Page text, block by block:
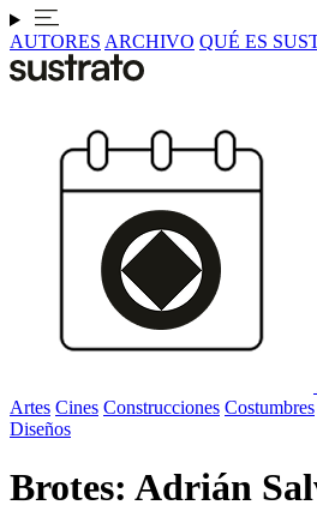
AUTORES ARCHIVO QUÉ ES
Artes Cines Construcciones Costumbres
Diseños
Brotes: Adrián